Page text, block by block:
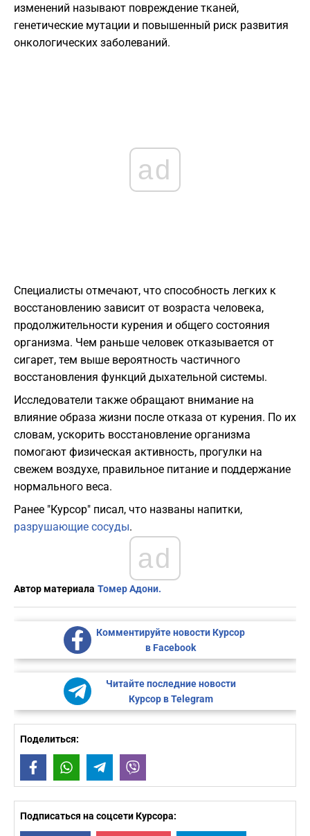
изменений называют повреждение тканей,
генетические мутации и повышенный риск развития
онкологических заболеваний.
ad
Специалисты отмечают, что способность легких к
восстановлению зависит от возраста человека,
продолжительности курения и общего состояния
организма. Чем раньше человек отказывается от
сигарет, тем выше вероятность частичного
восстановления функций дыхательной системы.
Исследователи также обращают внимание на
влияние образа жизни после отказа от курения. По их
словам, ускорить восстановление организма
помогают физическая активность, прогулки на
свежем воздухе, правильное питание и поддержание
нормального веса.
Ранее "Курсор" писал, что названы напитки,
разрушающие сосуды.
ad
Автор материала Томер Адони.
Комментируйте новости Курсор
в Facebook
Читайте последние новости
Курсор в Telegram
Поделиться:
FacebookWhatsAppTelegram
Подписаться на соцсети Курсора: